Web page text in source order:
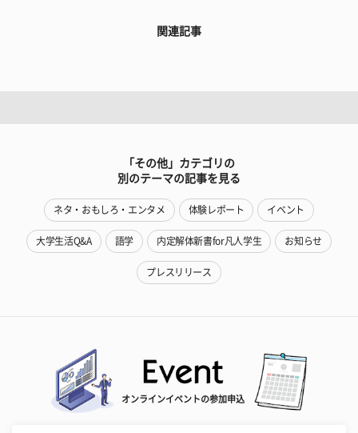
関連記事
「その他」カテゴリの
別のテーマの記事を見る
ネタ・おもしろ・エンタメ 体験レポート イベント
大学生活Q&A 語学 内定解体新書for凡人学生 お知らせ
プレスリリース
オンラインイベントの参加申込